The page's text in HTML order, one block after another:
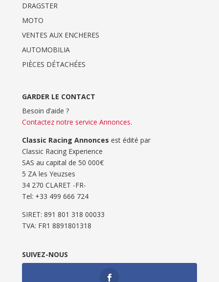
DRAGSTER
MOTO
VENTES AUX ENCHERES
AUTOMOBILIA
PIÈCES DÉTACHÉES
GARDER LE CONTACT
Besoin d’aide ?
Contactez notre service Annonces.
Classic Racing Annonces est édité par
Classic Racing Experience
SAS au capital de 50 000€
5 ZA les Yeuzses
34 270 CLARET -FR-
Tel: ‭+33 499 666 724‬
SIRET: 891 801 318 00033
TVA: FR1 8891801318
SUIVEZ-NOUS